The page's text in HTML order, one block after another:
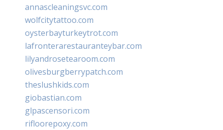
annascleaningsvc.com
wolfcitytattoo.com
oysterbayturkeytrot.com
lafronterarestauranteybar.com
lilyandrosetearoom.com
olivesburgberrypatch.com
theslushkids.com
giobastian.com
glpascensori.com
rifloorepoxy.com